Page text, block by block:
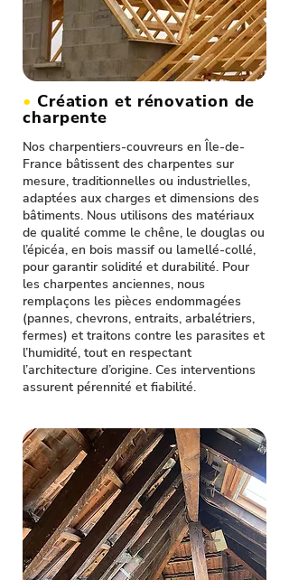
• Création et rénovation de
charpente
Nos charpentiers-couvreurs en Île-de-
France bâtissent des charpentes sur
mesure, traditionnelles ou industrielles,
adaptées aux charges et dimensions des
bâtiments. Nous utilisons des matériaux
de qualité comme le chêne, le douglas ou
l’épicéa, en bois massif ou lamellé-collé,
pour garantir solidité et durabilité. Pour
les charpentes anciennes, nous
remplaçons les pièces endommagées
(pannes, chevrons, entraits, arbalétriers,
fermes) et traitons contre les parasites et
l’humidité, tout en respectant
l’architecture d’origine. Ces interventions
assurent pérennité et fiabilité.